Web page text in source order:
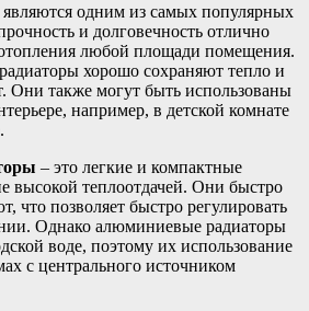
являются одним из самых популярных
и долговечность отлично
любой площади помещения.
хорошо сохраняют тепло и
Они также могут быть использованы
например, в детской комнате
– это легкие и компактные
высокой теплоотдачей. Они быстро
что позволяет быстро регулировать
Однако алюминиевые радиаторы
воде, поэтому их использование
с центрального источником